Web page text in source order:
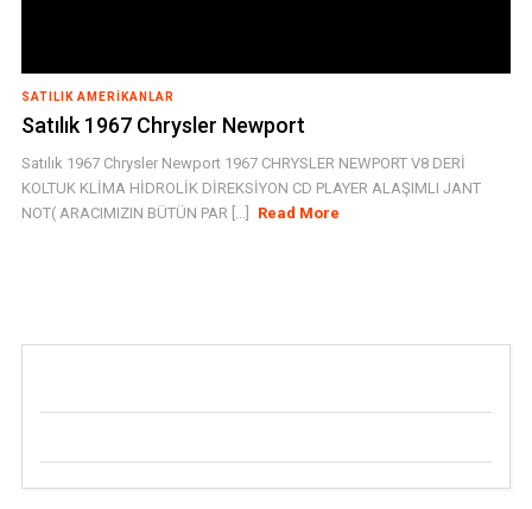
SATILIK AMERIKANLAR
Satılık 1967 Chrysler Newport
Satılık 1967 Chrysler Newport 1967 CHRYSLER NEWPORT V8 DERİ
KOLTUK KLİMA HİDROLİK DİREKSİYON CD PLAYER ALAŞIMLI JANT
NOT( ARACIMIZIN BÜTÜN PAR [...]
Read More